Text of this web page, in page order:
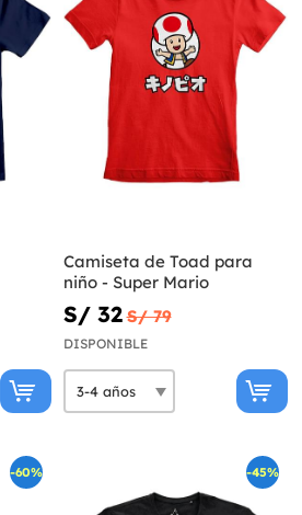
Camiseta de Toad para
niño - Super Mario
S/ 32 S/ 79
DISPONIBLE
-60% -45%